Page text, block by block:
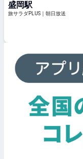
介
盛岡駅
旅サラダPLUS｜朝日放送